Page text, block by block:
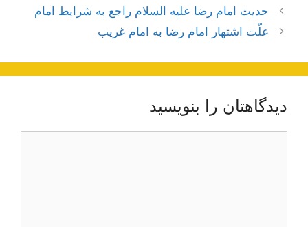
ناوبری
نوشته‌ها
حديث امام رضا علیه السلام راجع به شرايط امام‌
علّت اشتهار امام رضا به امام غريب
دیدگاهتان را بنویسید